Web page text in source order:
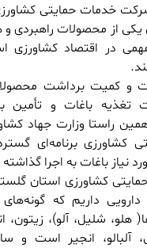
خدمات حمایتی
از محصولات راهبردی و
در اقتصاد کشاورزی
و کمیت برداشت
تغذیه باغات و تأمین
راستا وزارت جهاد
برنامه‌ای
نیاز باغات به اجرا
دارویی داریم که
شلیل، آلو)، زیتون،
آلبالو، انجیر است و